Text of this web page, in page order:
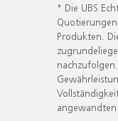
* Die UBS
Produkten.